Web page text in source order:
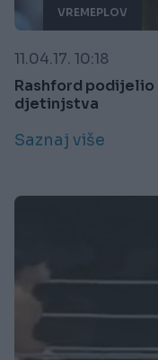
VREMEPLOV
11.04.17. 10:18
Rashford
djetinjstva
Saznaj više